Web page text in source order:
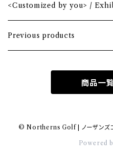
Fairway wood
Hybrid
MA-1 heavy nylon
Hawaiian
Mid mallet
Large mallet
<Customized by you> /
Previous products
商品一
© Northerns Golf | ノーザンズゴ
Powered